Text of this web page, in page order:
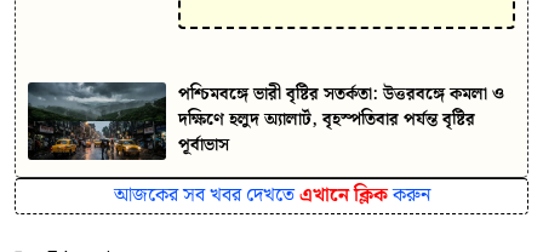
পশ্চিমবঙ্গে ভারী বৃষ্টির সতর্কতা: উত্তরবঙ্গে কমলা ও
দক্ষিণে হলুদ অ্যালার্ট, বৃহস্পতিবার পর্যন্ত বৃষ্টির
পূর্বাভাস
আজকের সব খবর দেখতেএখানে ক্লিককরুন